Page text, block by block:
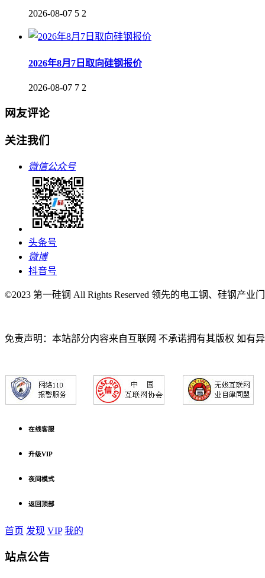
2026-08-07 5 2
2026年8月7日取向硅钢报价
2026-08-07 7 2
网友评论
关注我们
微信公众号
头条号
微博
抖音号
©2023 第一硅钢 All Rights Reserved 领先的电工钢、硅钢产业
免责声明：本站部分内容来自互联网 不承诺拥有其版权 如有
在线客服
升级VIP
夜间模式
返回顶部
首页 发现 VIP 我的
站点公告